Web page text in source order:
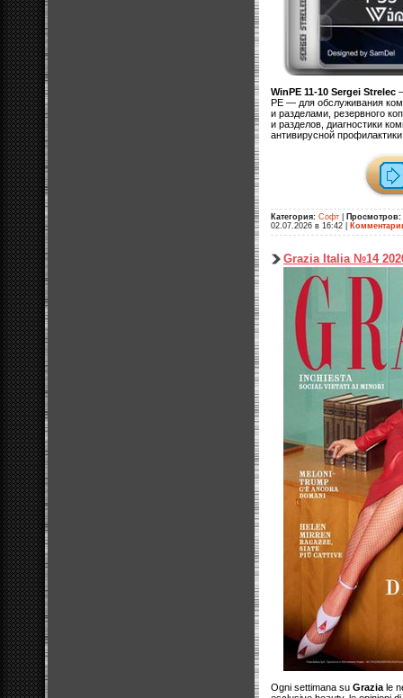
WinPE 11-10 Sergei Strelec
PE — для обслуживания
и разделами, резервного
и разделов, диагностики
антивирусной
Категория: Софт Просмотров:
02.07.2026 в 16:42
Grazia Italia №14
Ogni settimana su Grazia le